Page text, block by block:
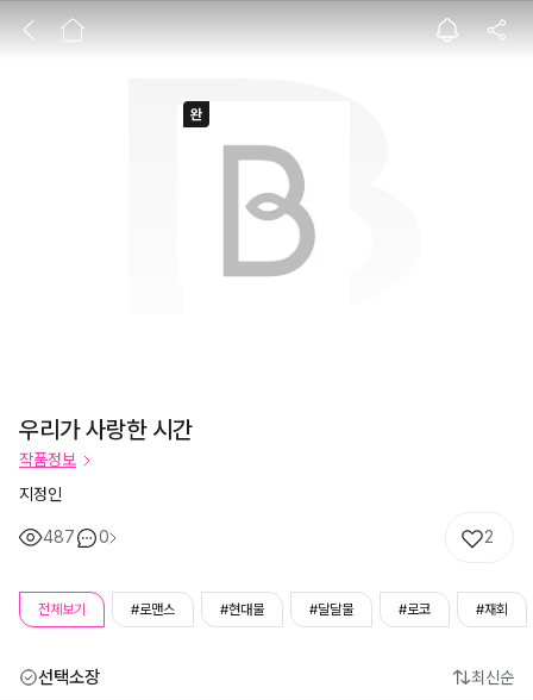
우리가 사랑한 시
우리가 사랑한 시간
작품정보
지정인
487 0 2
전체보기 #로맨스 #현대물 #달달물 #로코 #재회
선택소장 최신순